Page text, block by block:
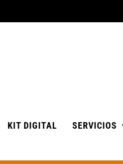
KIT DIGITAL SERVICIOS